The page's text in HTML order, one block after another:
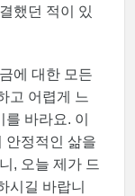
했던 적이 있
에 대한 모든
고 어렵게 느
바라요. 이
안정적인 삶을
, 오늘 제가 드
시길 바랍니